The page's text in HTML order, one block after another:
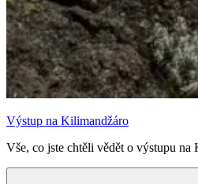
Výstup na Kilimandžáro
Vše, co jste chtěli vědět o výstupu na